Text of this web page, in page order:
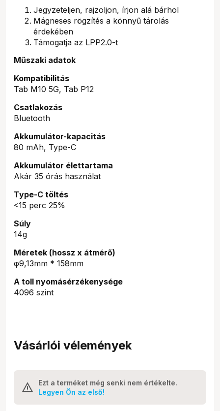
Jegyzeteljen, rajzoljon, írjon alá bárhol
Mágneses rögzítés a könnyű tárolás
érdekében
Támogatja az LPP2.0-t
Műszaki adatok
Kompatibilitás
Tab M10 5G, Tab P12
Csatlakozás
Bluetooth
Akkumulátor-kapacitás
80 mAh, Type-C
Akkumulátor élettartama
Akár 35 órás használat
Type-C töltés
<15 perc 25%
Súly
14g
Méretek (hossz x átmérő)
φ9,13mm * 158mm
A toll nyomásérzékenysége
4096 szint
Vásárlói vélemények
Ezt a terméket még senki nem értékelte.
Legyen Ön az első!